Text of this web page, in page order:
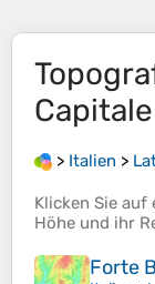
Capitale
> Italien >
Klicken Sie auf
Höhe und ihr
Forte